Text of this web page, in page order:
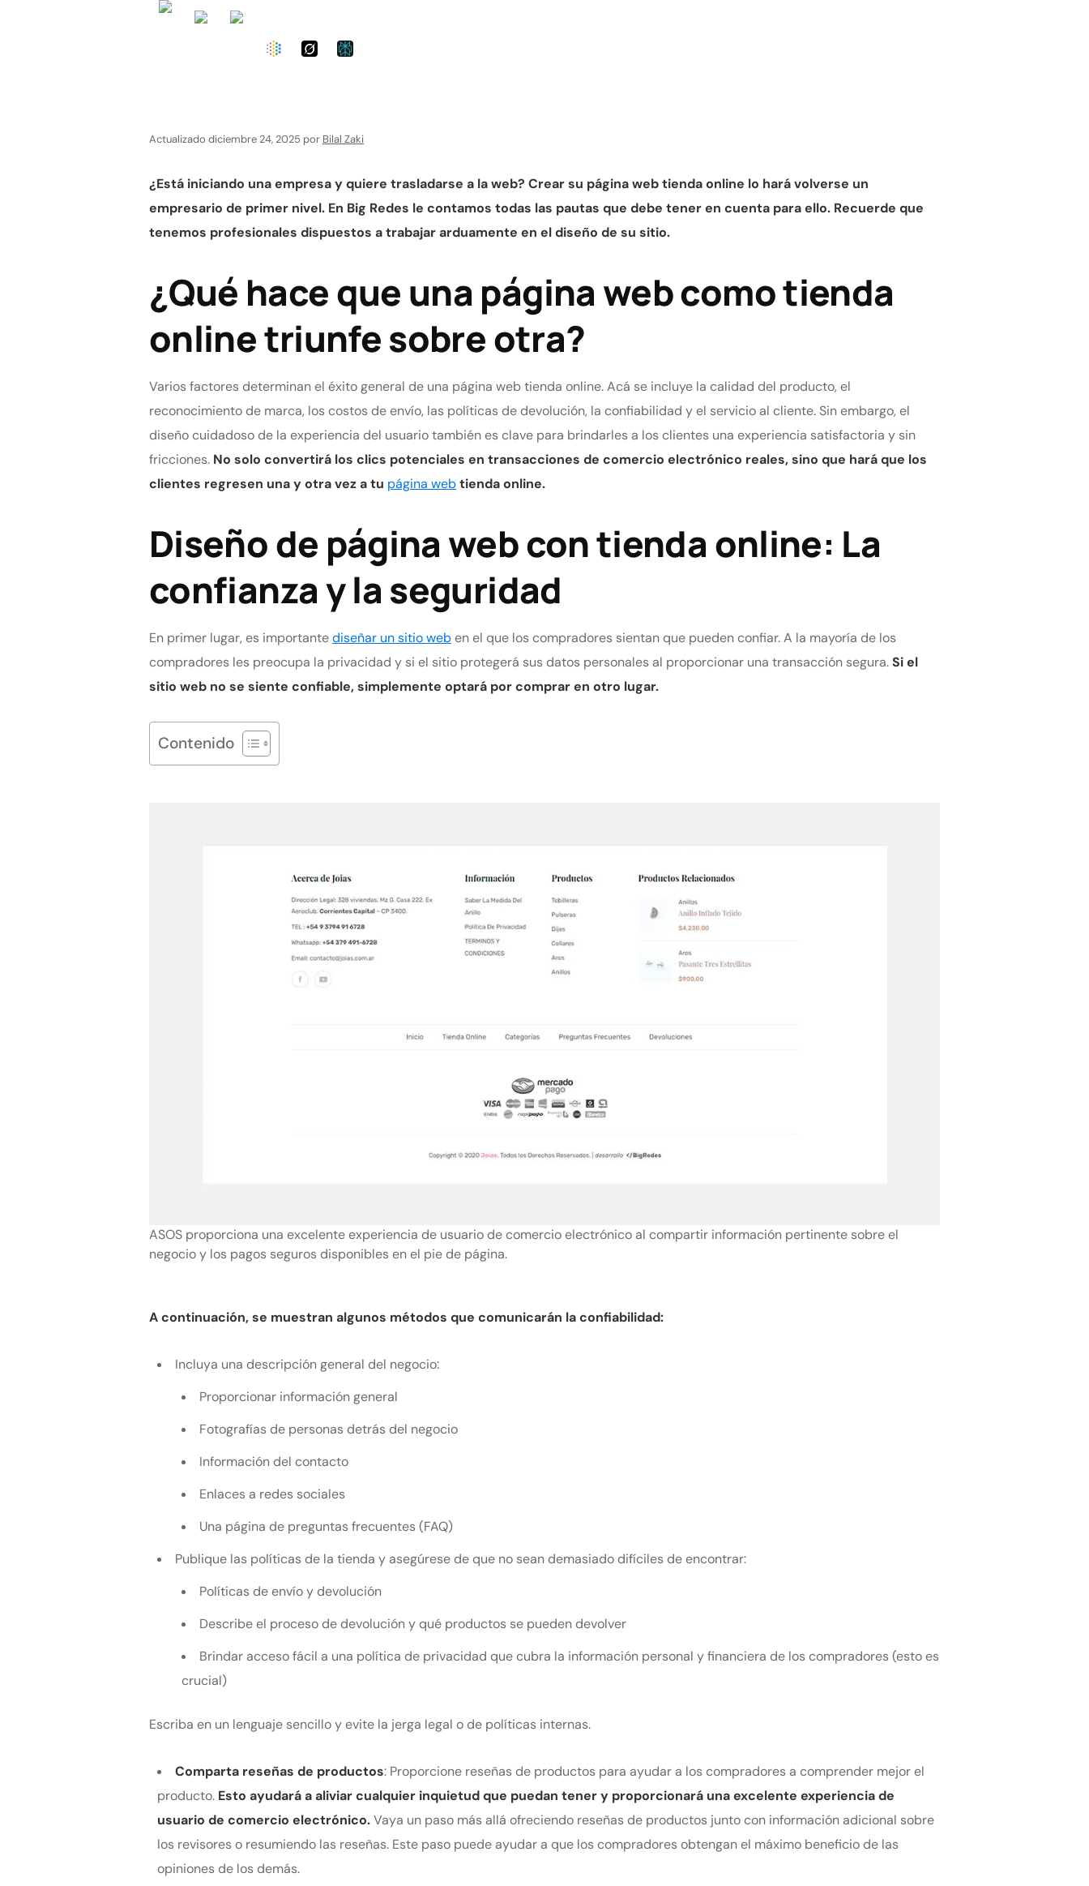
Actualizado diciembre 24, 2025 por Bilal Zaki
¿Está iniciando una empresa y quiere trasladarse a la web? Crear su página web tienda online lo hará volverse un
empresario de primer nivel. En Big Redes le contamos todas las pautas que debe tener en cuenta para ello. Recuerde que
tenemos profesionales dispuestos a trabajar arduamente en el diseño de su sitio.
¿Qué hace que una página web como tienda
online triunfe sobre otra?
Varios factores determinan el éxito general de una página web tienda online. Acá se incluye la calidad del producto, el
reconocimiento de marca, los costos de envío, las políticas de devolución, la confiabilidad y el servicio al cliente. Sin embargo, el
diseño cuidadoso de la experiencia del usuario también es clave para brindarles a los clientes una experiencia satisfactoria y sin
fricciones. No solo convertirá los clics potenciales en transacciones de comercio electrónico reales, sino que hará que los
clientes regresen una y otra vez a tu página webtienda online.
Diseño de página web con tienda online: La
confianza y la seguridad
En primer lugar, es importantediseñar un sitio weben el que los compradores sientan que pueden confiar. A la mayoría de los
compradores les preocupa la privacidad y si el sitio protegerá sus datos personales al proporcionar una transacción segura.Si el
sitio web no se siente confiable, simplemente optará por comprar en otro lugar.
Contenido
ASOS proporciona una excelente experiencia de usuario de comercio electrónico al compartir información pertinente sobre el
negocio y los pagos seguros disponibles en el pie de página.
A continuación, se muestran algunos métodos que comunicarán la confiabilidad:
Incluya una descripción general del negocio:
Proporcionar información general
Fotografías de personas detrás del negocio
Información del contacto
Enlaces a redes sociales
Una página de preguntas frecuentes (FAQ)
Publique las políticas de la tienda y asegúrese de que no sean demasiado difíciles de encontrar:
Políticas de envío y devolución
Describe el proceso de devolución y qué productos se pueden devolver
Brindar acceso fácil a una política de privacidad que cubra la información personal y financiera de los compradores (esto es
crucial)
Escriba en un lenguaje sencillo y evite la jerga legal o de políticas internas.
Comparta reseñas de productos: Proporcione reseñas de productos para ayudar a los compradores a comprender mejor el
producto. Esto ayudará a aliviar cualquier inquietud que puedan tener y proporcionará una excelente experiencia de
usuario de comercio electrónico.Vaya un paso más allá ofreciendo reseñas de productos junto con información adicional sobre
los revisores o resumiendo las reseñas. Este paso puede ayudar a que los compradores obtengan el máximo beneficio de las
opiniones de los demás.